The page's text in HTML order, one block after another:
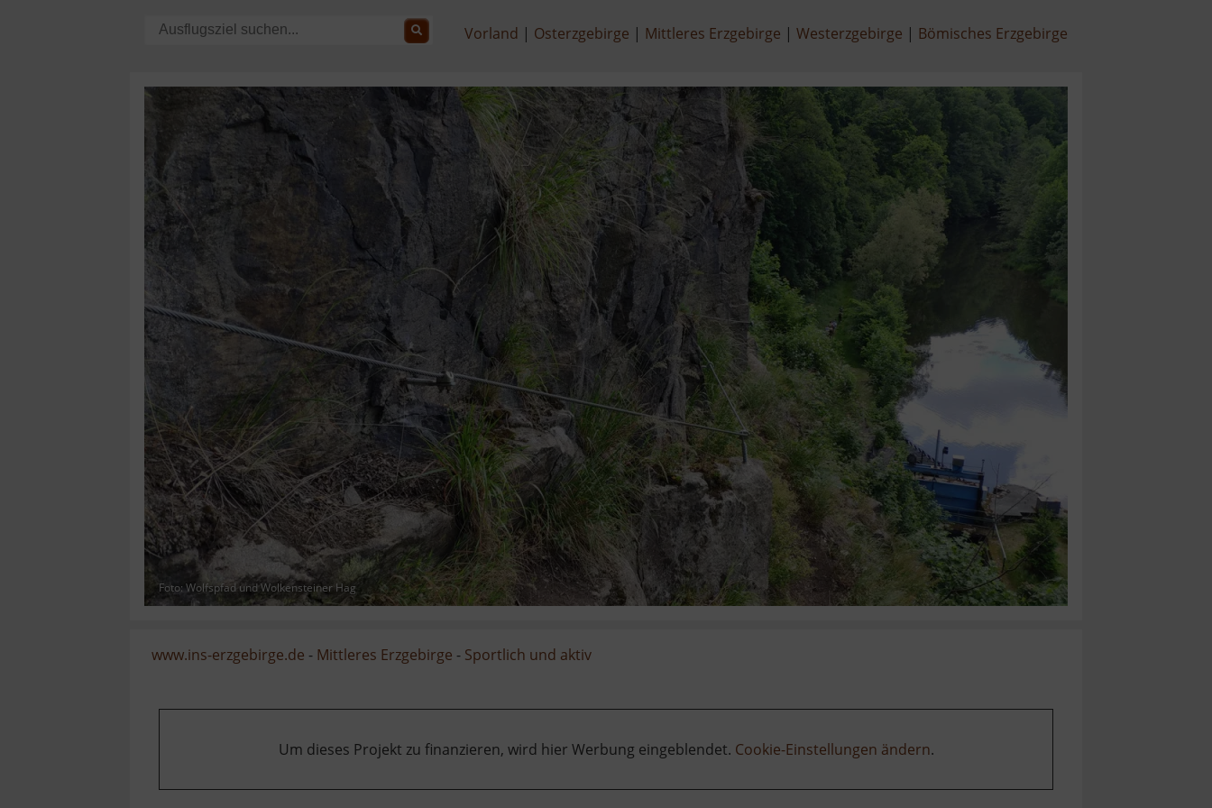
Vorland Osterzgebirge Mittleres Erzgebirge Westerzgebirge Bömisches Erzgebirge
Foto: Wolfspfad und Wolkensteiner Hag
www.ins-erzgebirge.de - Mittleres Erzgebirge - Sportlich und aktiv
Um dieses Projekt zu finanzieren, wird hier Werbung eingeblendet. Cookie-Einstellungen ändern.